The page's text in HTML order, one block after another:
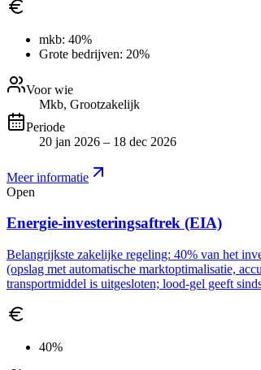
mkb: 40%
Grote bedrijven: 20%
Voor wie
Mkb, Grootzakelijk
Periode
20 jan 2026 – 18 dec 2026
Meer informatie
Open
Energie-investeringsaftrek (EIA)
Belangrijkste zakelijke regeling: 40% van het
(opslag met automatische marktoptimalisatie,
transportmiddel is uitgesloten; lood-gel geeft
40%